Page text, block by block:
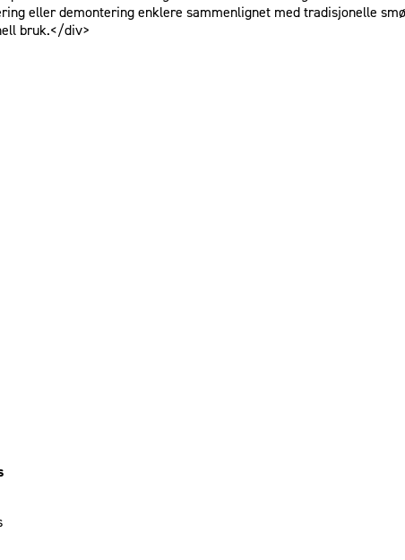
eller demontering enklere sammenlignet med tradisjonelle
bruk.</div>